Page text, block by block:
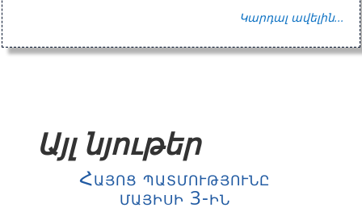
Կարդալ ավելին...
Այլ նյութեր
Հայոց պատմությունը
մայիսի 3-ին